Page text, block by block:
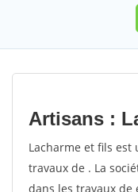
Artisans :
Lacharme et fils
travaux de . La
dans les travaux de